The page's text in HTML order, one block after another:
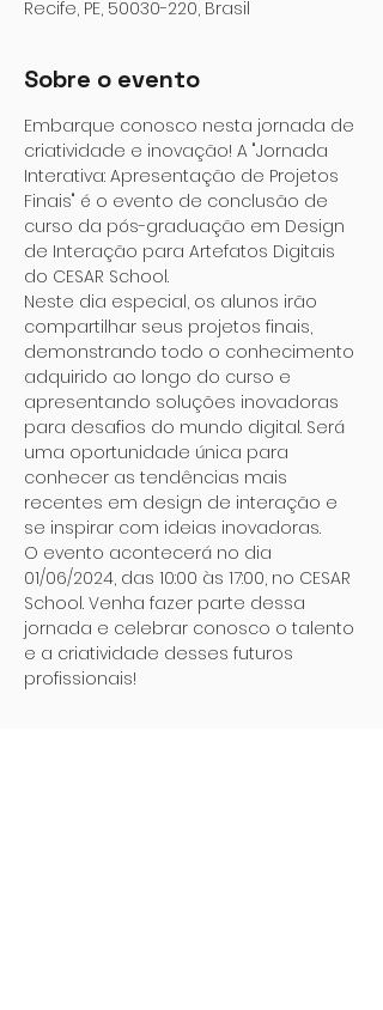
Recife, PE, 50030-220, Brasil
Sobre o evento
Embarque conosco nesta jornada de
criatividade e inovação! A "Jornada
Interativa: Apresentação de Projetos
Finais" é o evento de conclusão de
curso da pós-graduação em Design
de Interação para Artefatos Digitais
do CESAR School.
Neste dia especial, os alunos irão
compartilhar seus projetos finais,
demonstrando todo o conhecimento
adquirido ao longo do curso e
apresentando soluções inovadoras
para desafios do mundo digital. Será
uma oportunidade única para
conhecer as tendências mais
recentes em design de interação e
se inspirar com ideias inovadoras.
O evento acontecerá no dia
01/06/2024, das 10:00 às 17:00, no CESAR
School. Venha fazer parte dessa
jornada e celebrar conosco o talento
e a criatividade desses futuros
profissionais!